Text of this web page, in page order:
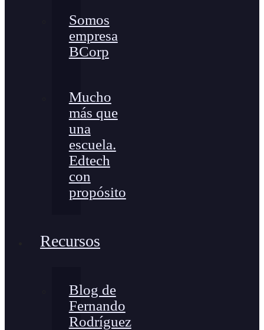
Somos
empresa
BCorp
Mucho
más que
una
escuela.
Edtech
con
propósito
Recursos
Blog de
Fernando
Rodríguez